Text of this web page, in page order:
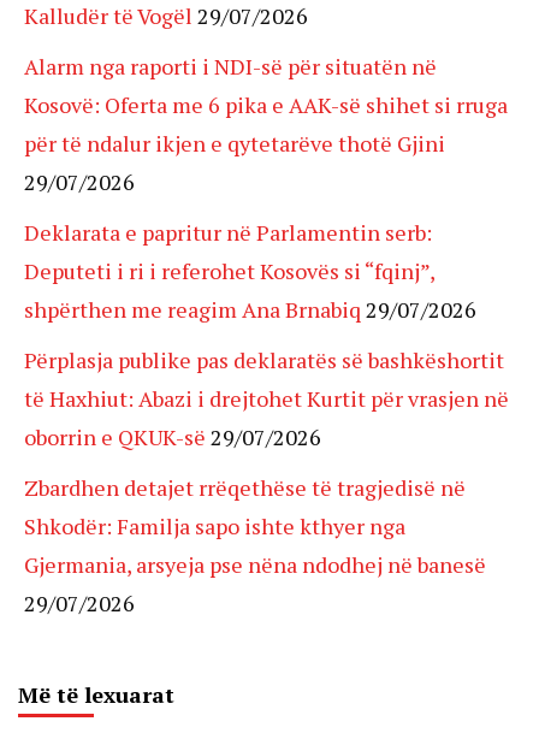
Kalludër të Vogël 29/07/2026
Alarm nga raporti i NDI-së për situatën në
Kosovë: Oferta me 6 pika e AAK-së shihet si rruga
për të ndalur ikjen e qytetarëve thotë Gjini
29/07/2026
Deklarata e papritur në Parlamentin serb:
Deputeti i ri i referohet Kosovës si “fqinj”,
shpërthen me reagim Ana Brnabiq 29/07/2026
Përplasja publike pas deklaratës së bashkëshortit
të Haxhiut: Abazi i drejtohet Kurtit për vrasjen në
oborrin e QKUK-së 29/07/2026
Zbardhen detajet rrëqethëse të tragjedisë në
Shkodër: Familja sapo ishte kthyer nga
Gjermania, arsyeja pse nëna ndodhej në banesë
29/07/2026
Më të lexuarat